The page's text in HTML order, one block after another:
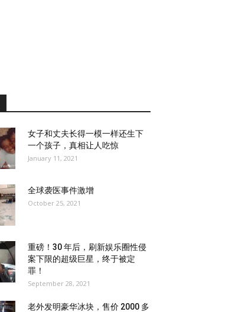
女子和丈夫长得一模一样还生下
一个孩子，真相让人吃惊
January 11, 2021
全球袭医事件激增
October 25, 2021
重磅！30 年后，刷新娱乐圈性侵
案下限的超级巨星，终于被定
罪！
September 28, 2021
老外发明豪华冰块，售价 2000 多